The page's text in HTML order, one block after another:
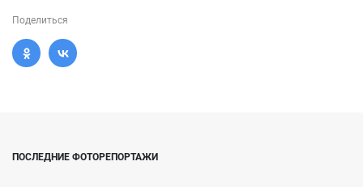
Поделиться
ПОСЛЕДНИЕ ФОТОРЕПОРТАЖИ